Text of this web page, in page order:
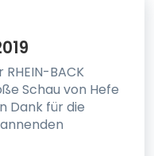
BACK
Schau von Hefe
Dank für die